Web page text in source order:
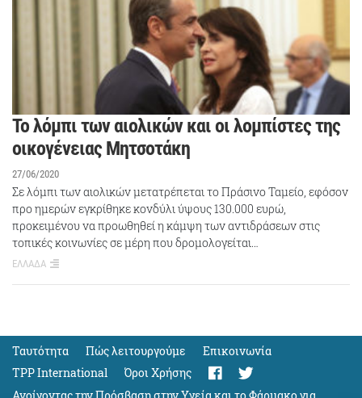
Το λόμπι των αιολικών και οι λομπίστες της
οικογένειας Μητσοτάκη
27/06/2020
Σε λόμπι των αιολικών μετατρέπεται το Πράσινο Ταμείο, εφόσον
προ ημερών εγκρίθηκε κονδύλι ύψους 130.000 ευρώ,
προκειμένου να προωθηθεί η κάμψη των αντιδράσεων στις
τοπικές κοινωνίες σε μέρη που δρομολογείται…
ΕΛΛΑΔΑ
Ταυτότητα Πώς λειτουργούμε
Eπικοινωνία
TPP International
Όροι Χρήσης